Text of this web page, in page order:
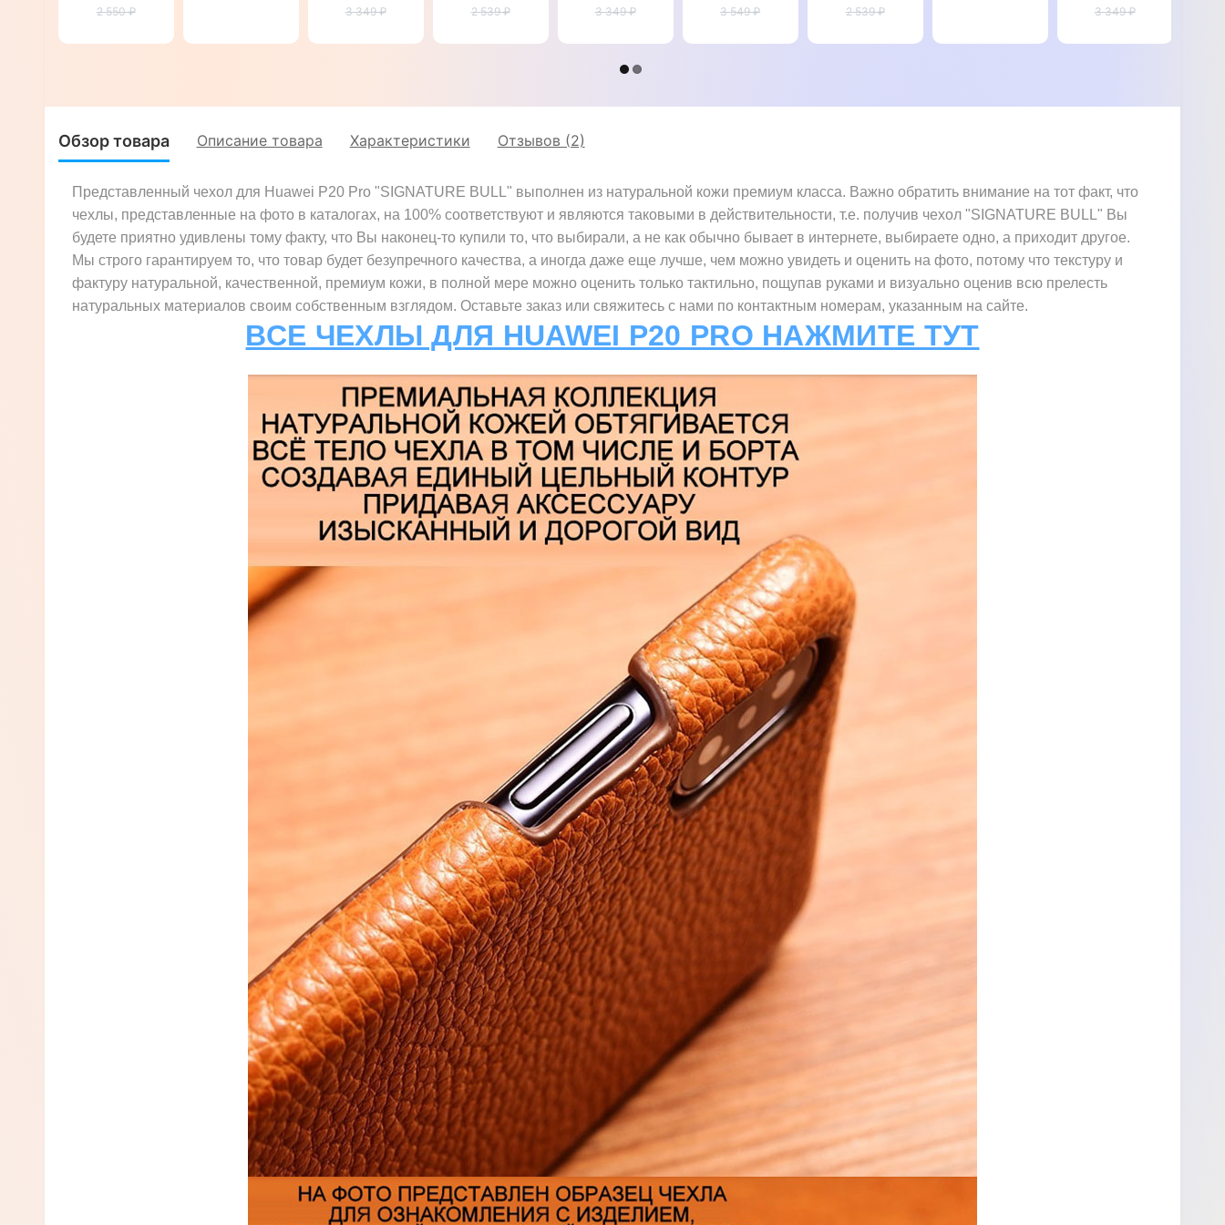
Pro
2 550 ₽
P20 Pro
3 349 ₽
натуральной
Huawei P20
2 539 ₽
P20 Pro
3 349 ₽
P20 Pro
3 549 ₽
натуральной
Huawei P20
2 539 ₽
P20 Pro
3 349 ₽
Обзор товара Описание товара Характеристики Отзывов (2)
Представленный чехол для Huawei P20 Pro "SIGNATURE BULL" выполнен из натуральной кожи премиум класса. Важно обратить внимание на тот факт, что
чехлы, представленные на фото в каталогах, на 100% соответствуют и являются таковыми в действительности, т.е. получив чехол "SIGNATURE BULL" Вы
будете приятно удивлены тому факту, что Вы наконец-то купили то, что выбирали, а не как обычно бывает в интернете, выбираете одно, а приходит другое.
Мы строго гарантируем то, что товар будет безупречного качества, а иногда даже еще лучше, чем можно увидеть и оценить на фото, потому что текстуру и
фактуру натуральной, качественной, премиум кожи, в полной мере можно оценить только тактильно, пощупав руками и визуально оценив всю прелесть
натуральных материалов своим собственным взглядом. Оставьте заказ или свяжитесь с нами по контактным номерам, указанным на сайте.
ВСЕ ЧЕХЛЫ ДЛЯ HUAWEI P20 PRO НАЖМИТЕ ТУТ